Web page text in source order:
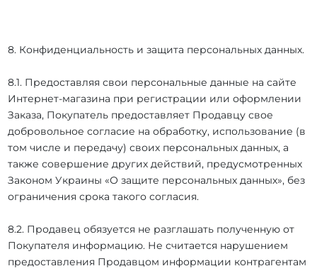
8. Конфиденциальность и защита персональных данных.
8.1. Предоставляя свои персональные данные на сайте
Интернет-магазина при регистрации или оформлении
Заказа, Покупатель предоставляет Продавцу свое
добровольное согласие на обработку, использование (в
том числе и передачу) своих персональных данных, а
также совершение других действий, предусмотренных
Законом Украины «О защите персональных данных», без
ограничения срока такого согласия.
8.2. Продавец обязуется не разглашать полученную от
Покупателя информацию. Не считается нарушением
предоставления Продавцом информации контрагентам